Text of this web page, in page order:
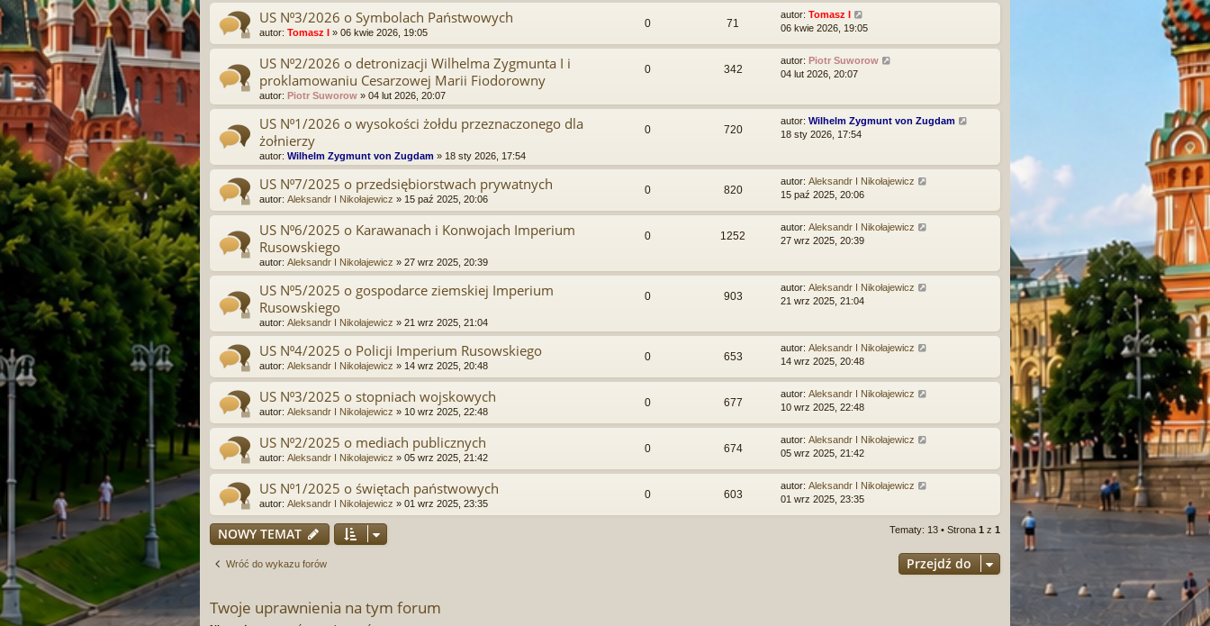
US N⁰3/2026 o Symbolach Państwowych
autor: Tomasz I » 06 kwie 2026, 19:05
0 71
autor: Tomasz I
06 kwie 2026, 19:05
US N⁰2/2026 o detronizacji Wilhelma Zygmunta I i
proklamowaniu Cesarzowej Marii Fiodorowny
autor: Piotr Suworow » 04 lut 2026, 20:07
0 342
autor: Piotr Suworow
04 lut 2026, 20:07
US N⁰1/2026 o wysokości żołdu przeznaczonego dla
żołnierzy
autor: Wilhelm Zygmunt von Zugdam » 18 sty 2026, 17:54
0 720
autor: Wilhelm Zygmunt von Zugdam
18 sty 2026, 17:54
US N⁰7/2025 o przedsiębiorstwach prywatnych
autor: Aleksandr I Nikołajewicz » 15 paź 2025, 20:06
0 820
autor: Aleksandr I Nikołajewicz
15 paź 2025, 20:06
US N⁰6/2025 o Karawanach i Konwojach Imperium
Rusowskiego
autor: Aleksandr I Nikołajewicz » 27 wrz 2025, 20:39
0 1252
autor: Aleksandr I Nikołajewicz
27 wrz 2025, 20:39
US N⁰5/2025 o gospodarce ziemskiej Imperium
Rusowskiego
autor: Aleksandr I Nikołajewicz » 21 wrz 2025, 21:04
0 903
autor: Aleksandr I Nikołajewicz
21 wrz 2025, 21:04
US N⁰4/2025 o Policji Imperium Rusowskiego
autor: Aleksandr I Nikołajewicz » 14 wrz 2025, 20:48
0 653
autor: Aleksandr I Nikołajewicz
14 wrz 2025, 20:48
US N⁰3/2025 o stopniach wojskowych
autor: Aleksandr I Nikołajewicz » 10 wrz 2025, 22:48
0 677
autor: Aleksandr I Nikołajewicz
10 wrz 2025, 22:48
US N⁰2/2025 o mediach publicznych
autor: Aleksandr I Nikołajewicz » 05 wrz 2025, 21:42
0 674
autor: Aleksandr I Nikołajewicz
05 wrz 2025, 21:42
US N⁰1/2025 o świętach państwowych
autor: Aleksandr I Nikołajewicz » 01 wrz 2025, 23:35
0 603
autor: Aleksandr I Nikołajewicz
01 wrz 2025, 23:35
NOWY TEMAT Tematy: 13 • Strona 1 z 1
Wróć do wykazu forów Przejdź do
Twoje uprawnienia na tym forum